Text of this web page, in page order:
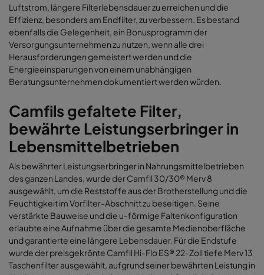
Luftstrom, längere Filterlebensdauer zu erreichen und die
Effizienz, besonders am Endfilter, zu verbessern. Es bestand
ebenfalls die Gelegenheit, ein Bonusprogramm der
Versorgungsunternehmen zu nutzen, wenn alle drei
Herausforderungen gemeistert werden und die
Energieeinsparungen von einem unabhängigen
Beratungsunternehmen dokumentiert werden würden.
Camfils gefaltete Filter,
bewährte Leistungserbringer in
Lebensmittelbetrieben
Als bewährter Leistungserbringer in Nahrungsmittelbetrieben
des ganzen Landes, wurde der Camfil 30/30® Merv 8
ausgewählt, um die Reststoffe aus der Brotherstellung und die
Feuchtigkeit im Vorfilter-Abschnitt zu beseitigen. Seine
verstärkte Bauweise und die u-förmige Faltenkonfiguration
erlaubte eine Aufnahme über die gesamte Medienoberfläche
und garantierte eine längere Lebensdauer. Für die Endstufe
wurde der preisgekrönte Camfil Hi-Flo ES® 22-Zoll tiefe Merv 13
Taschenfilter ausgewählt, aufgrund seiner bewährten Leistung in